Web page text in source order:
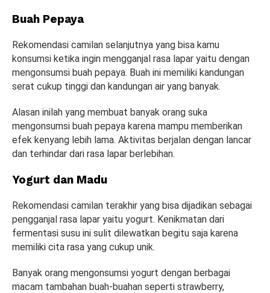
Buah Pepaya
Rekomendasi camilan selanjutnya yang bisa kamu
konsumsi ketika ingin mengganjal rasa lapar yaitu dengan
mengonsumsi buah pepaya. Buah ini memiliki kandungan
serat cukup tinggi dan kandungan air yang banyak.
Alasan inilah yang membuat banyak orang suka
mengonsumsi buah pepaya karena mampu memberikan
efek kenyang lebih lama. Aktivitas berjalan dengan lancar
dan terhindar dari rasa lapar berlebihan.
Yogurt dan Madu
Rekomendasi camilan terakhir yang bisa dijadikan sebagai
pengganjal rasa lapar yaitu yogurt. Kenikmatan dari
fermentasi susu ini sulit dilewatkan begitu saja karena
memiliki cita rasa yang cukup unik.
Banyak orang mengonsumsi yogurt dengan berbagai
macam tambahan buah-buahan seperti strawberry,